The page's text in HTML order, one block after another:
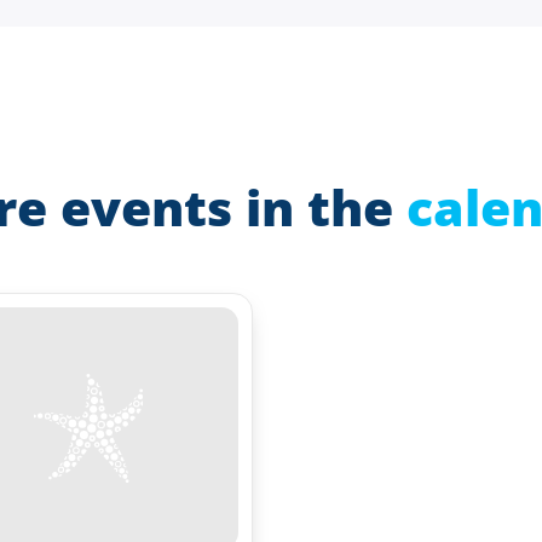
events in the